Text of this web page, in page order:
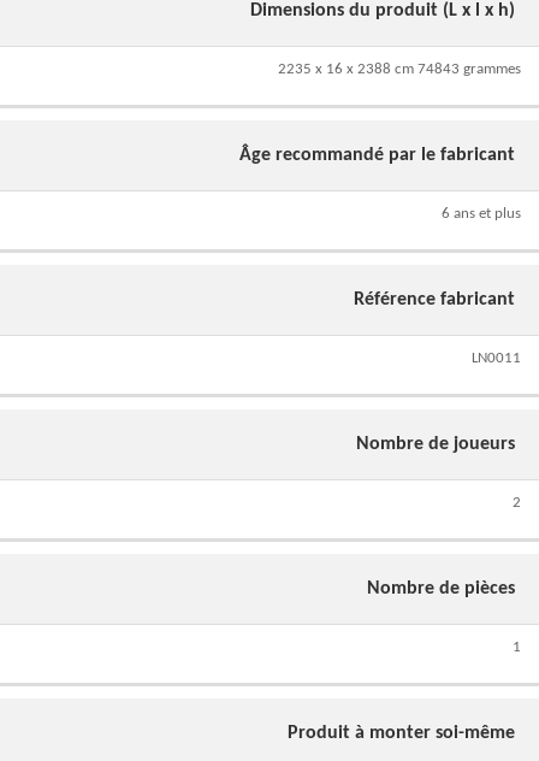
Dimensions du produit (L x l x h)
2235 x 16 x 2388 cm 74843 grammes
Âge recommandé par le fabricant
6 ans et plus
Référence fabricant
LN0011
Nombre de joueurs
2
Nombre de pièces
1
Produit à monter soi-même